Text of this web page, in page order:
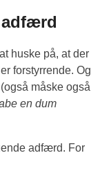
adfærd
huske på, at der
forstyrrende. Og
måske også
en dum
adfærd. For